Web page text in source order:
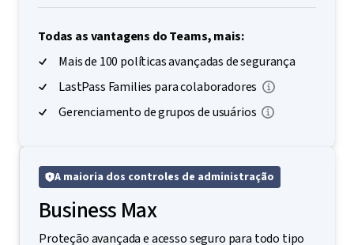
Todas as vantagens do Teams, mais:
Mais de 100 políticas avançadas de segurança
LastPass Families para colaboradores
Gerenciamento de grupos de usuários
A maioria dos controles de administração
Business Max
Proteção avançada e acesso seguro para todo tipo